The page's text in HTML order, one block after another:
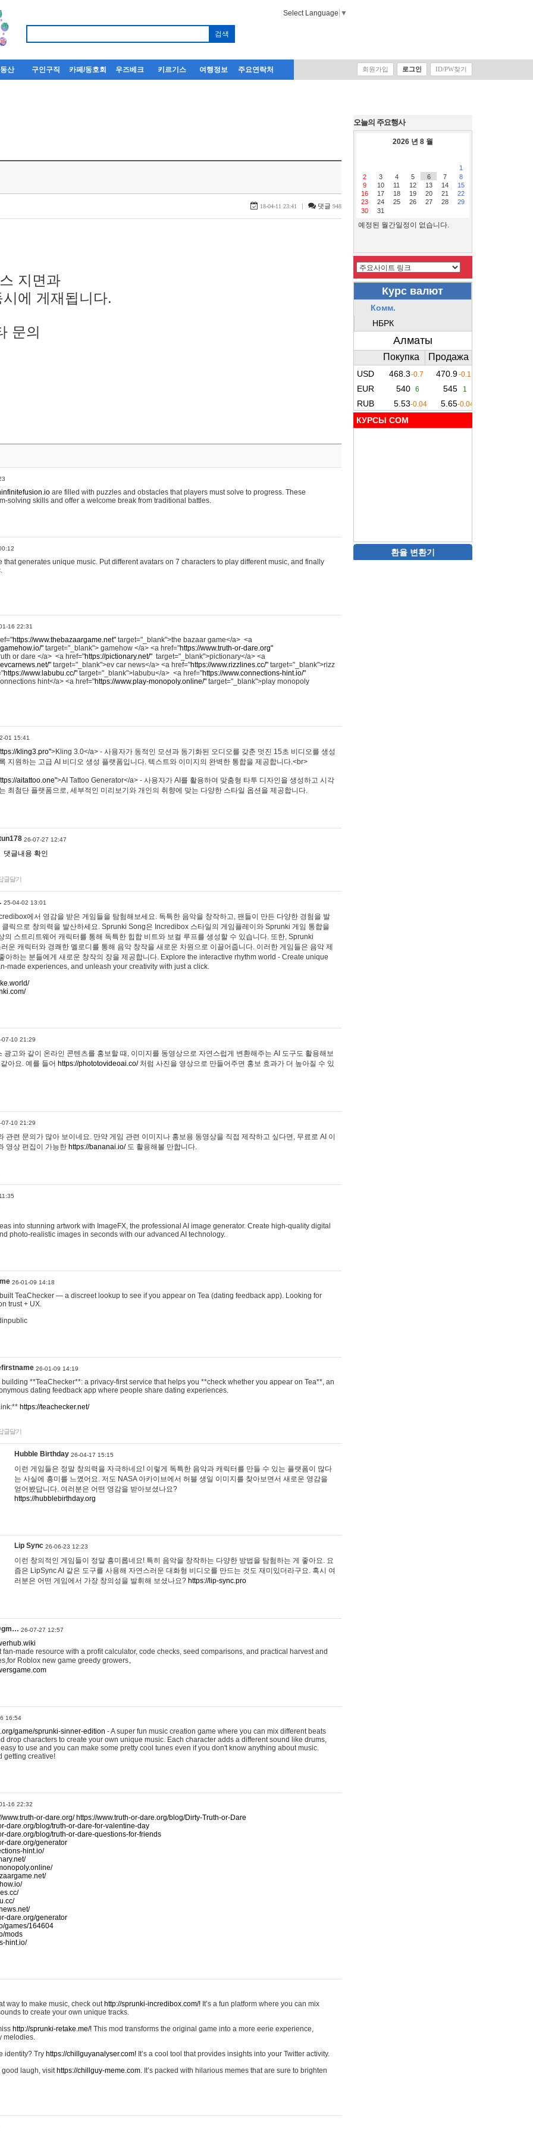
Select Language ▼
산 구인구직 카페/동호회 우즈베크 키르기스 여행정보 주요연락처 회원가입 로그인 ID/PW찾기
18-04-11 23:41 | 댓글 948
지면과
에 게재됩니다.
문의
are filled with puzzles and obstacles that players must solve to progress. These
solving skills and offer a welcome break from traditional battles.
that generates unique music. Put different avatars on 7 characters to play different music, and finally
16 22:31
https://www.thebazaargame.net" target="_blank">the bazaar game</a> <a
" target="_blank"> gamehow </a> <a href="https://www.truth-or-dare.org"
or dare </a> <a href="https://pictionary.net/" target="_blank">pictionary</a> <a
" target="_blank">ev car news</a> <a href="https://www.rizzlines.cc/" target="_blank">rizz
https://www.labubu.cc/" target="_blank">labubu</a> <a href="https://www.connections-hint.io/"
hint</a> <a href="https://www.play-monopoly.online/" target="_blank">play monopoly
01 15:41
kling3.pro">Kling 3.0</a> - 사용자가 동적인 모션과 동기화된 오디오를 갖춘 멋진 15초 비디오를 생성
지원하는 고급 AI 비디오 생성 플랫폼입니다. 텍스트와 이미지의 완벽한 통합을 제공합니다.<br>
aitattoo.one">AI Tattoo Generator</a> - 사용자가 AI를 활용하여 맞춤형 타투 디자인을 생성하고 시각
최첨단 플랫폼으로, 세부적인 미리보기와 개인의 취향에 맞는 다양한 스타일 옵션을 제공합니다.
26-07-27 12:47
댓글내용 확인
글달기
25-04-02 13:01
에서 영감을 받은 게임들을 탐험해보세요. 독특한 음악을 창작하고, 팬들이 만든 다양한 경험을 발
클릭으로 창의력을 발산하세요. Sprunki Song은 Incredibox 스타일의 게임플레이와 Sprunki 게임 통합을
의 스트리트웨어 캐릭터를 통해 독특한 힙합 비트와 보컬 루프를 생성할 수 있습니다. 또한, Sprunki
운 캐릭터와 경쾌한 멜로디를 통해 음악 창작을 새로운 차원으로 이끌어줍니다. 이러한 게임들은 음악 제
아하는 분들에게 새로운 창작의 장을 제공합니다. Explore the interactive rhythm world - Create unique
made experiences, and unleash your creativity with just a click.
07-10 21:29
광고와 같이 온라인 콘텐츠를 홍보할 때, 이미지를 동영상으로 자연스럽게 변환해주는 AI 도구도 활용해보
아요. 예를 들어 https://phototovideoai.co/처럼 사진을 영상으로 만들어주면 홍보 효과가 더 높아질 수 있
07-10 21:29
관련 문의가 많아 보이네요. 만약 게임 관련 이미지나 홍보용 동영상을 직접 제작하고 싶다면, 무료로 AI 이
영상 편집이 가능한 https://bananai.io/도 활용해볼 만합니다.
into stunning artwork with ImageFX, the professional AI image generator. Create high-quality digital
photo-realistic images in seconds with our advanced AI technology.
26-01-09 14:18
TeaChecker — a discreet lookup to see if you appear on Tea (dating feedback app). Looking for
trust + UX.
26-01-09 14:19
building **TeaChecker**: a privacy-first service that helps you **check whether you appear on Tea**, an
dating feedback app where people share dating experiences.
https://teachecker.net/
글달기
Hubble Birthday 26-04-17 15:15
이런 게임들은 정말 창의력을 자극하네요! 이렇게 독특한 음악과 캐릭터를 만들 수 있는 플랫폼이 많다
는 사실에 흥미를 느꼈어요. 저도 NASA 아카이브에서 허블 생일 이미지를 찾아보면서 새로운 영감을
얻어봤답니다. 여러분은 어떤 영감을 받아보셨나요?
https://hubblebirthday.org
Lip Sync 26-06-23 12:23
이런 창의적인 게임들이 정말 흥미롭네요! 특히 음악을 창작하는 다양한 방법을 탐험하는 게 좋아요. 요
즘은 LipSync AI 같은 도구를 사용해 자연스러운 대화형 비디오를 만드는 것도 재미있더라구요. 혹시 여
러분은 어떤 게임에서 가장 창의성을 발휘해 보셨나요? https://lip-sync.pro
26-07-27 12:57
made resource with a profit calculator, code checks, seed comparisons, and practical harvest and
Roblox new game greedy growers。
16:54
game/sprunki-sinner-edition - A super fun music creation game where you can mix different beats
drop characters to create your own unique music. Each character adds a different sound like drums,
to use and you can make some pretty cool tunes even if you don't know anything about music.
getting creative!
16 22:32
www.truth-or-dare.org/ https://www.truth-or-dare.org/blog/Dirty-Truth-or-Dare
dare.org/blog/truth-or-dare-for-valentine-day
dare.org/blog/truth-or-dare-questions-for-friends
dare.org/generator
hint.io/
dare.org/generator
games/164604
mods
hint.io/
way to make music, check out http://sprunki-incredibox.com/! It’s a fun platform where you can mix
to create your own unique tracks.
http://sprunki-retake.me/! This mod transforms the original game into a more eerie experience,
melodies.
identity? Try https://chillguyanalyser.com! It’s a cool tool that provides insights into your Twitter activity.
good laugh, visit https://chillguy-meme.com. It’s packed with hilarious memes that are sure to brighten
오늘의 주요행사
2026 년 8 월
1
2
3 4 5 6 7
8
9
10 11 12 13 14
15
16
17 18 19 20 21
22
23
24 25 26 27 28
29
30
31
예정된 월간일정이 없습니다.
КУРСЫ COM
환율 변환기